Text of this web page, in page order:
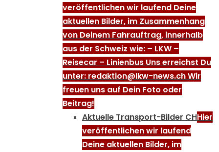
veröffentlichen wir laufend Deine
aktuellen Bilder, im Zusammenhang
von Deinem Fahrauftrag, innerhalb
aus der Schweiz wie: – LKW –
Reisecar – Linienbus Uns erreichst Du
unter: redaktion@lkw-news.ch Wir
freuen uns auf Dein Foto oder
Beitrag!
Aktuelle Transport-Bilder CHHier
veröffentlichen wir laufend
Deine aktuellen Bilder, im